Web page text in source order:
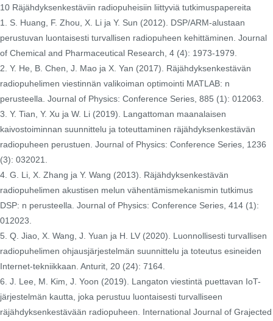
10 Räjähdyksenkestäviin radiopuheisiin liittyviä tutkimuspapereita
1. S. Huang, F. Zhou, X. Li ja Y. Sun (2012). DSP/ARM-alustaan ​​
perustuvan luontaisesti turvallisen radiopuheen kehittäminen. Journal
of Chemical and Pharmaceutical Research, 4 (4): 1973-1979.
2. Y. He, B. Chen, J. Mao ja X. Yan (2017). Räjähdyksenkestävän
radiopuhelimen viestinnän valikoiman optimointi MATLAB: n
perusteella. Journal of Physics: Conference Series, 885 (1): 012063.
3. Y. Tian, ​​Y. Xu ja W. Li (2019). Langattoman maanalaisen
kaivostoiminnan suunnittelu ja toteuttaminen räjähdyksenkestävän
radiopuheen perustuen. Journal of Physics: Conference Series, 1236
(3): 032021.
4. G. Li, X. Zhang ja Y. Wang (2013). Räjähdyksenkestävän
radiopuhelimen akustisen melun vähentämismekanismin tutkimus
DSP: n perusteella. Journal of Physics: Conference Series, 414 (1):
012023.
5. Q. Jiao, X. Wang, J. Yuan ja H. LV (2020). Luonnollisesti turvallisen
radiopuhelimen ohjausjärjestelmän suunnittelu ja toteutus esineiden
Internet-tekniikkaan. Anturit, 20 (24): 7164.
6. J. Lee, M. Kim, J. Yoon (2019). Langaton viestintä puettavan IoT-
järjestelmän kautta, joka perustuu luontaisesti turvalliseen
räjähdyksenkestävään radiopuheen. International Journal of Grajected